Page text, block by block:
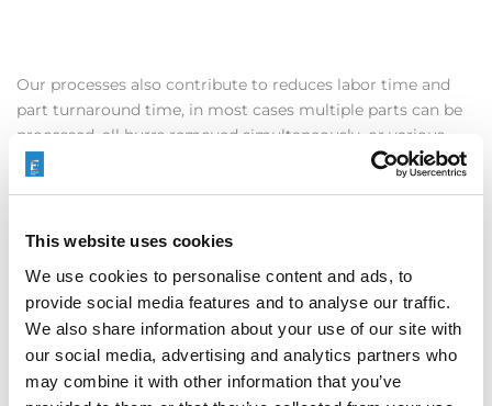
This website uses cookies
We use cookies to personalise content and ads, to
provide social media features and to analyse our traffic.
We also share information about your use of our site with
our social media, advertising and analytics partners who
may combine it with other information that you’ve
Our processes also contribute to reduces labor time and
part turnaround time, in most cases multiple parts can be
processed, all burrs removed simultaneously, or various
areas being processed at once.
Take immediate action to improve your firearms!